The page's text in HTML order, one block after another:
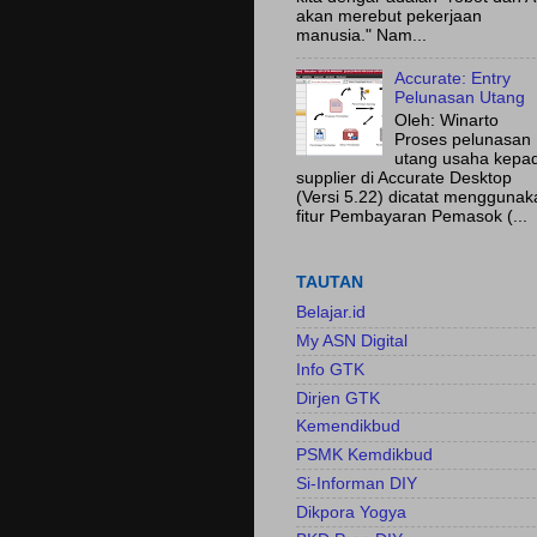
akan merebut pekerjaan
manusia." Nam...
Accurate: Entry
Pelunasan Utang
Oleh: Winarto
Proses pelunasan
utang usaha
supplier di Accurate Desktop
(Versi 5.22) dicatat
fitur Pembayaran Pemasok (...
TAUTAN
Belajar.id
My ASN Digital
Info GTK
Dirjen GTK
Kemendikbud
PSMK Kemdikbud
Si-Informan DIY
Dikpora Yogya